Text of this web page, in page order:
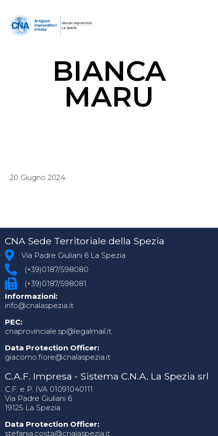
BIANCA
MARU
20 Giugno 2024
CNA Sede Territoriale della Spezia
Via Padre Giuliani 6 La Spezia
(+39)0187/598080
(+39)0187/598081
Informazioni:
info@cnalaspezia.it
PEC:
cnaprovinciale.sp@legalmail.it
Data Protection Officer:
giacomo.fiore@cnalaspezia.it
C.A.F. Impresa - Sistema C.N.A. La Spezia srl
C.F. e P. IVA 01091040111
Via Padre Giuliani 6
19125 La Spezia
Data Protection Officer:
stefania.costa@cnalaspezia.it